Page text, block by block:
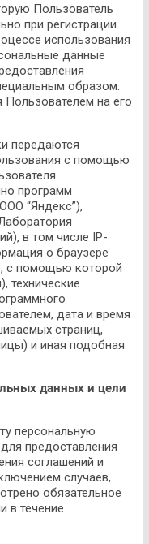
Пользователь
при регистрации
использования
данные
образом.
на его
передаются
с помощью
программ
“Яндекс”),
в том числе IP-
о браузере
с помощью которой
технические
дата и время
страниц,
и иная подобная
данных и цели
персональную
предоставления
соглашений и
случаев,
обязательное
в течение